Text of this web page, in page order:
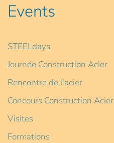
Events
STEELdays
Journée Construction Acier
Rencontre de l'acier
Concours Construction Acier
Visites
Formations